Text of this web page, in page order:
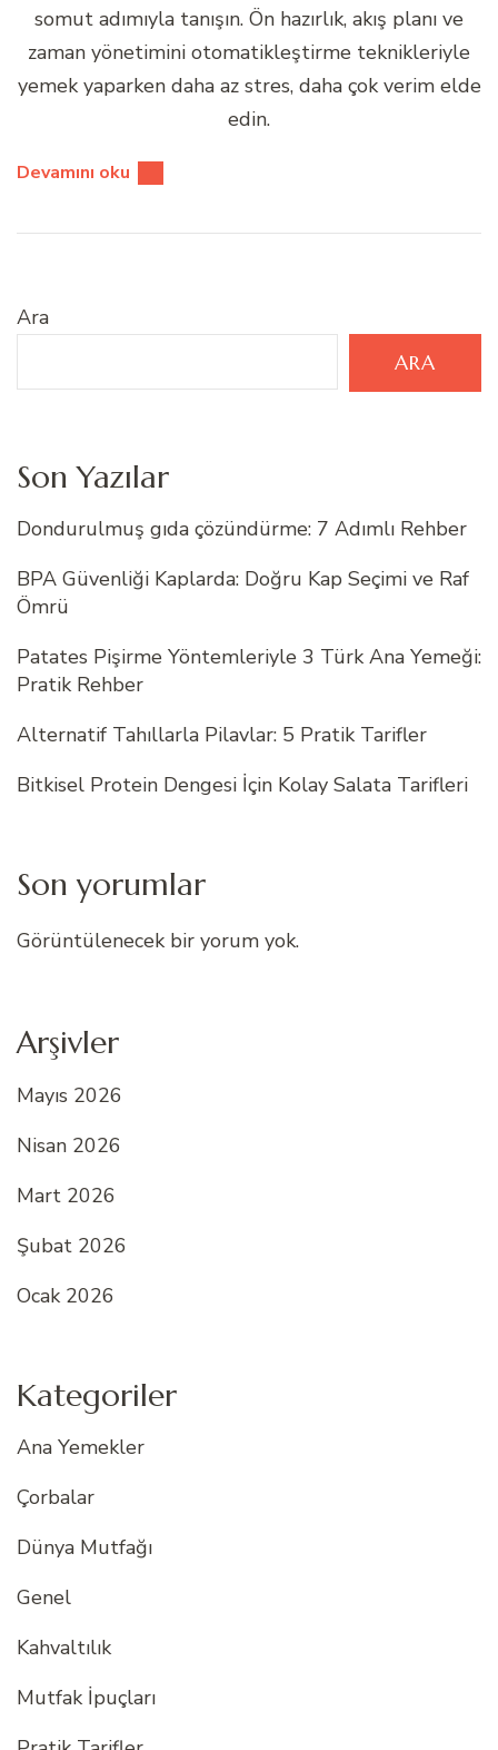
somut adımıyla tanışın. Ön hazırlık, akış planı ve
zaman yönetimini otomatikleştirme teknikleriyle
yemek yaparken daha az stres, daha çok verim elde
edin.
Devamını oku
Ara
ARA
Son Yazılar
Dondurulmuş gıda çözündürme: 7 Adımlı Rehber
BPA Güvenliği Kaplarda: Doğru Kap Seçimi ve Raf
Ömrü
Patates Pişirme Yöntemleriyle 3 Türk Ana Yemeği:
Pratik Rehber
Alternatif Tahıllarla Pilavlar: 5 Pratik Tarifler
Bitkisel Protein Dengesi İçin Kolay Salata Tarifleri
Son yorumlar
Görüntülenecek bir yorum yok.
Arşivler
Mayıs 2026
Nisan 2026
Mart 2026
Şubat 2026
Ocak 2026
Kategoriler
Ana Yemekler
Çorbalar
Dünya Mutfağı
Genel
Kahvaltılık
Mutfak İpuçları